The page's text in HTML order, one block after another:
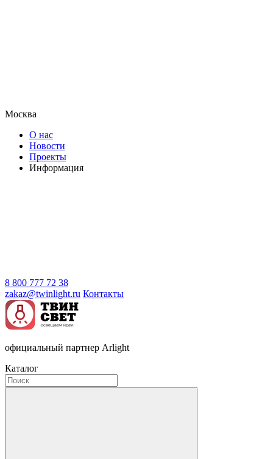
Москва
О нас
Новости
Проекты
Информация
8 800 777 72 38
zakaz@twinlight.ru Контакты
официальный партнер Arlight
Каталог